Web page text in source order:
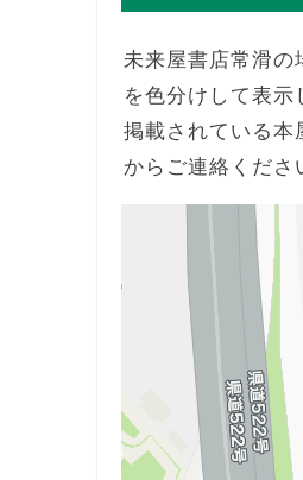
未来屋書店常滑の
を色分けして表示
掲載されている本
からご連絡くださ